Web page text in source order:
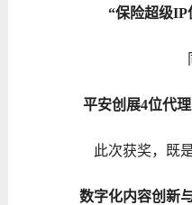
“保险超级IP
平安创展4位代
此次获奖，既
数字化内容创新